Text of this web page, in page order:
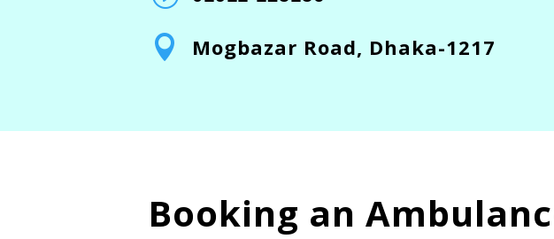
 Mogbazar Road, Dhaka-1217
Booking an